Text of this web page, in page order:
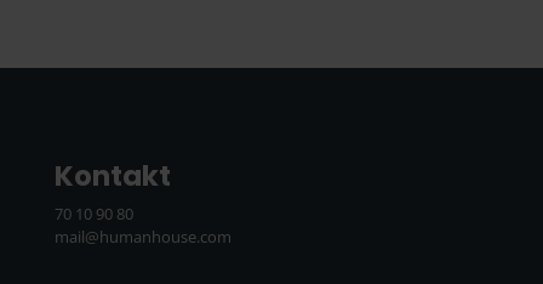
Kontakt
70 10 90 80
mail@humanhouse.com